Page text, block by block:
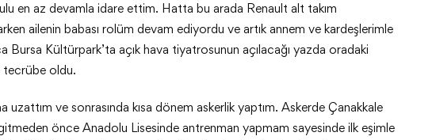
en az devamla idare ettim. Hatta bu arada Renault alt takım
ailenin babası rolüm devam ediyordu ve artık annem ve kardeşlerimle
Bursa Kültürpark’ta açık hava tiyatrosunun açılacağı yazda oradaki
tecrübe oldu.
uzattım ve sonrasında kısa dönem askerlik yaptım. Askerde Çanakkale
önce Anadolu Lisesinde antrenman yapmam sayesinde ilk eşimle